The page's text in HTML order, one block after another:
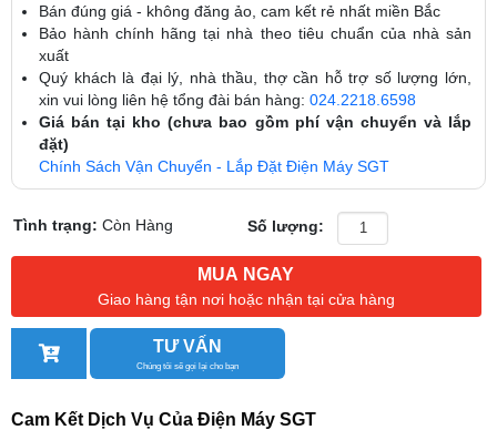
Bán đúng giá - không đăng ảo, cam kết rẻ nhất miền Bắc
Bảo hành chính hãng tại nhà theo tiêu chuẩn của nhà sản
xuất
Quý khách là đại lý, nhà thầu, thợ cần hỗ trợ số lượng lớn,
xin vui lòng liên hệ tổng đài bán hàng: 024.2218.6598
Giá bán tại kho (chưa bao gồm phí vận chuyển và lắp
đặt)
Chính Sách Vận Chuyển - Lắp Đặt Điện Máy SGT
Tình trạng:Còn Hàng Số lượng:
MUA NGAY
Giao hàng tận nơi hoặc nhận tại cửa hàng
TƯ VẤN
Chúng tôi sẽ gọi lại cho bạn
Cam Kết Dịch Vụ Của Điện Máy SGT